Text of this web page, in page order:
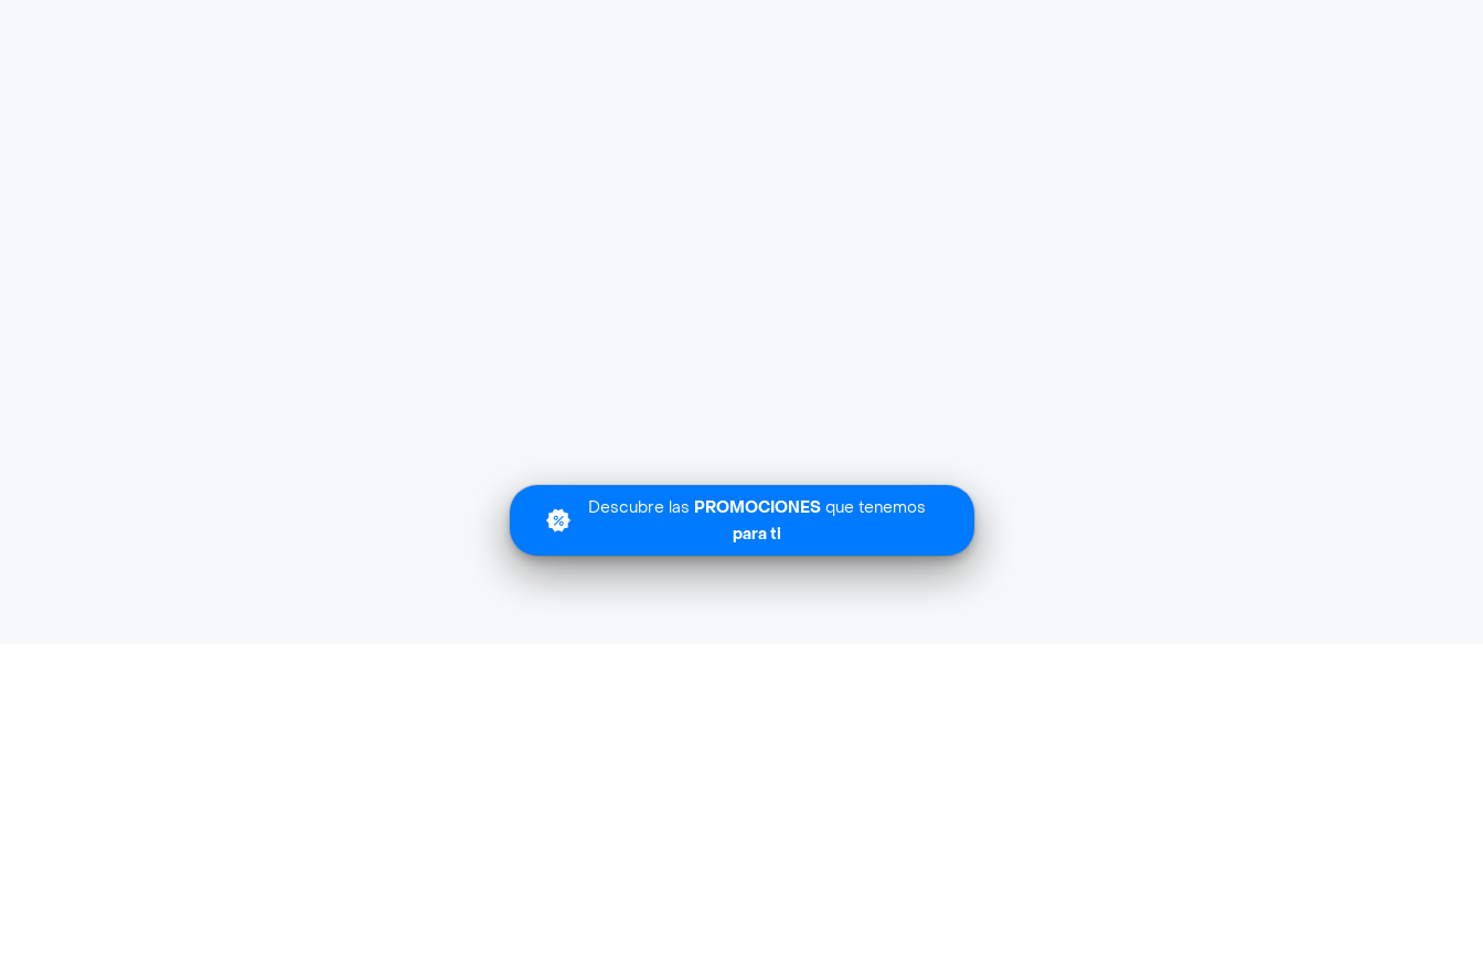
Descubre las PROMOCIONES que tenemos
para ti